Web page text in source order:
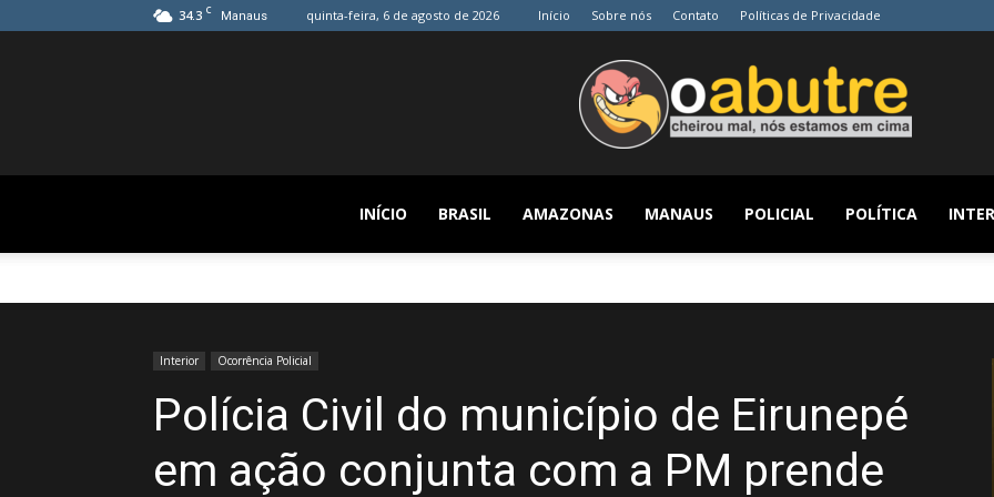
34.3 C Manaus quinta-feira, 6 de agosto de 2026 Início Sobre nós Contato Políticas de Privacidade
O
INÍCIO BRASIL AMAZONAS MANAUS POLICIAL POLÍTICA
Interior Ocorrência Policial
Polícia Civil do município de Eirunepé
em ação conjunta com a PM prende